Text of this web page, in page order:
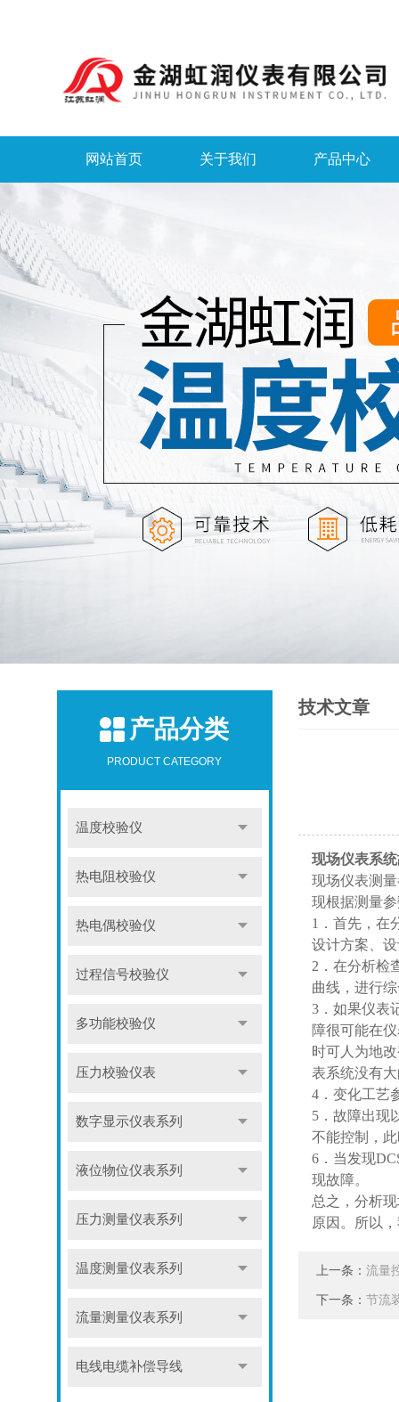
网站首页 关于我们 产品中心
产品分类
PRODUCT CATEGORY
温度校验仪
热电阻校验仪
热电偶校验仪
过程信号校验仪
多功能校验仪
压力校验仪表
数字显示仪表系列
液位物位仪表系列
压力测量仪表系列
温度测量仪表系列
流量测量仪表系列
电线电缆补偿导线
技术文章
现场仪表系
现场仪表测
现根据测量
1 ．首先，
设计方案、
2 ．在分析
曲线，进行
3．如果仪表
障很可能在
时可人为地
表系统没有
4．变化工艺
5．故障出现
不能控制，
6．当发现
现故障。
总之，分析
原因。所以
上一条： 流量
下一条： 节流